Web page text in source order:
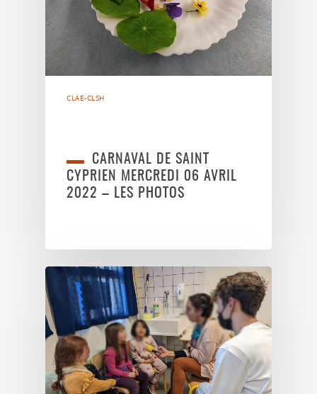
CLAE-CLSH
CARNAVAL DE SAINT
CYPRIEN MERCREDI 06 AVRIL
2022 – LES PHOTOS